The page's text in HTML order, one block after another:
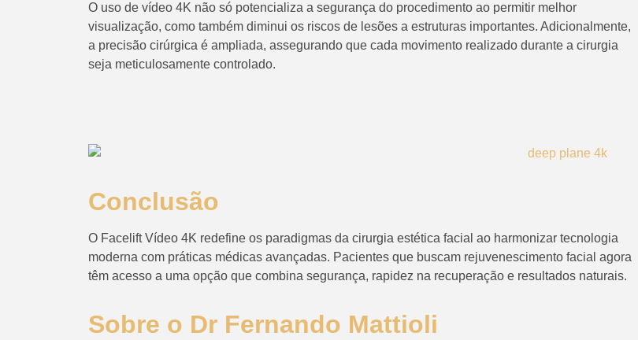
O uso de vídeo 4K não só potencializa a segurança do procedimento ao permitir melhor
visualização, como também diminui os riscos de lesões a estruturas importantes. Adicionalmente,
a precisão cirúrgica é ampliada, assegurando que cada movimento realizado durante a cirurgia
seja meticulosamente controlado.
Conclusão
O Facelift Vídeo 4K redefine os paradigmas da cirurgia estética facial ao harmonizar tecnologia
moderna com práticas médicas avançadas. Pacientes que buscam rejuvenescimento facial agora
têm acesso a uma opção que combina segurança, rapidez na recuperação e resultados naturais.
Sobre o Dr Fernando Mattioli